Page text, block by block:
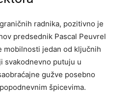
radnika, pozitivno je
predsednik Pascal Peuvrel
mobilnosti jedan od ključnih
svakodnevno putuju u
gužve posebno
špicevima.